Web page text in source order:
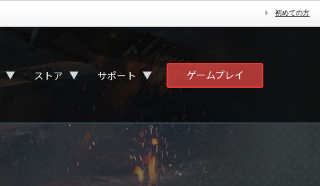
初めての方
▼ ストア ▼ サポート ▼ ゲームプレイ